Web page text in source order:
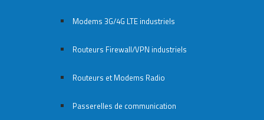
Modems 3G/4G LTE industriels
Routeurs Firewall/VPN industriels
Routeurs et Modems Radio
Passerelles de communication